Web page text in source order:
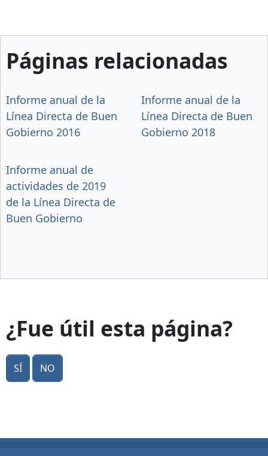
Páginas relacionadas
Informe anual de la
Línea Directa de Buen
Gobierno 2016
Informe anual de la
Línea Directa de Buen
Gobierno 2018
Informe anual de
actividades de 2019
de la Línea Directa de
Buen Gobierno
¿Fue útil esta página?
Sí No